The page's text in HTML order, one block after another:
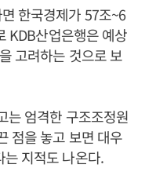
한국경제가 57조~6
KDB산업은행은 예상
고려하는 것으로 보
는 엄격한 구조조정원
점을 놓고 보면 대우
지적도 나온다.